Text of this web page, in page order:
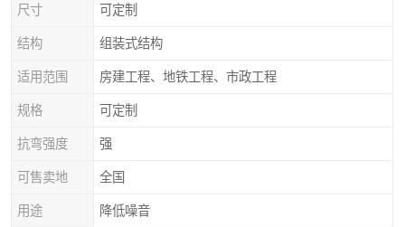
尺寸 可定制
结构 组装式结构
适用范围 房建工程、地铁工程、市政工程
规格 可定制
抗弯强度 强
可售卖地 全国
用途 降低噪音